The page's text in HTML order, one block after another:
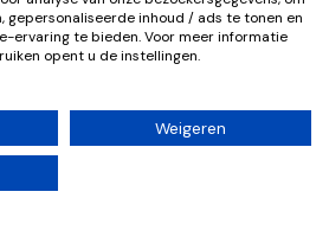
downloads
door reCAPTCHA, de
en
gepersonaliseerde inhoud / ads te tonen en
ervaring te bieden. Voor meer informatie
opent u de instellingen.
Weigeren